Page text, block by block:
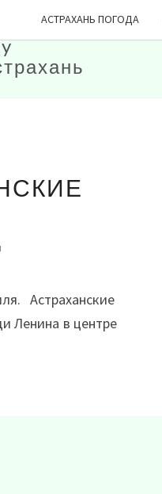
АСТРАХАНЬ ПОГОДА
Астраханские
Ленина в центре